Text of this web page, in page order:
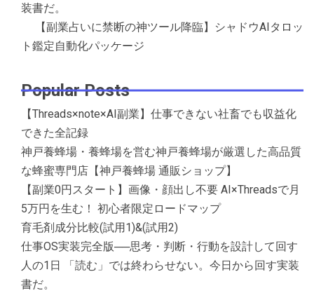
装書だ。
【副業占いに禁断の神ツール降臨】シャドウAIタロッ
ト鑑定自動化パッケージ
Popular Posts
【Threads×note×AI副業】仕事できない社畜でも収益化
できた全記録
神戸養蜂場・養蜂場を営む神戸養蜂場が厳選した高品質
な蜂蜜専門店【神戸養蜂場 通販ショップ】
【副業0円スタート】画像・顔出し不要 AI×Threadsで月
5万円を生む！ 初心者限定ロードマップ
育毛剤成分比較(試用1)&(試用2)
仕事OS実装完全版──思考・判断・行動を設計して回す
人の1日 「読む」では終わらせない。今日から回す実装
書だ。